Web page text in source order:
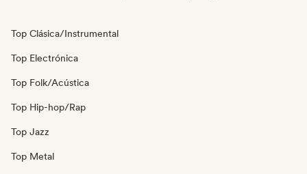
Top Clásica/Instrumental
Top Electrónica
Top Folk/Acústica
Top Hip-hop/Rap
Top Jazz
Top Metal